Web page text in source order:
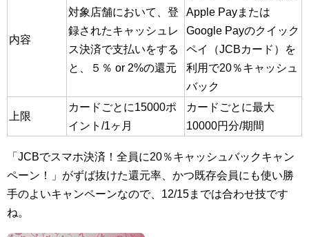
内容
対象店舗において、登
録されたキャッシュレ
ス決済で支払いをする
と、５％ or 2%の還元
Apple Payまたは
Google Payのクイック
ペイ（JCBカード）を
利用で20％キャッシュ
バック
上限
カードごとに15000ポ
イント/1ヶ月
カードごとに最大
10000円分/期間
「JCBでスマホ決済！全員に20％キャッシュバックキャン
ペーン！」がずば抜けた還元率、かつ既存会員にも使い勝
手のよいキャンペーンなので、12/15までは合わせ技です
ね。